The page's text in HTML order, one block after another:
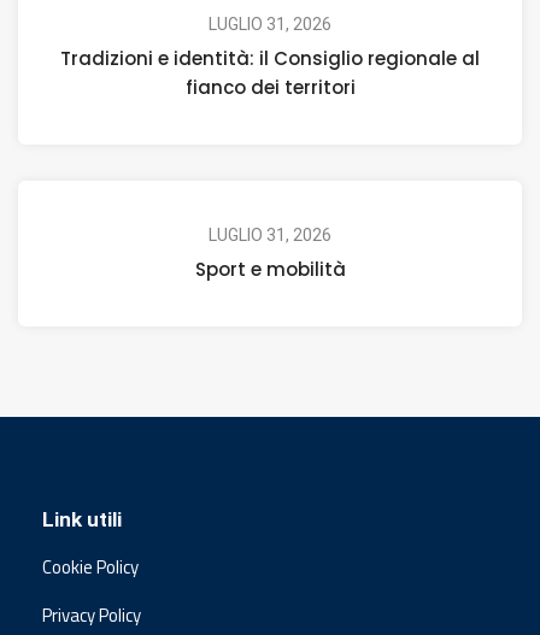
LUGLIO 31, 2026
Tradizioni e identità: il Consiglio regionale al
fianco dei territori
LUGLIO 31, 2026
Sport e mobilità
Link utili
Cookie Policy
Privacy Policy